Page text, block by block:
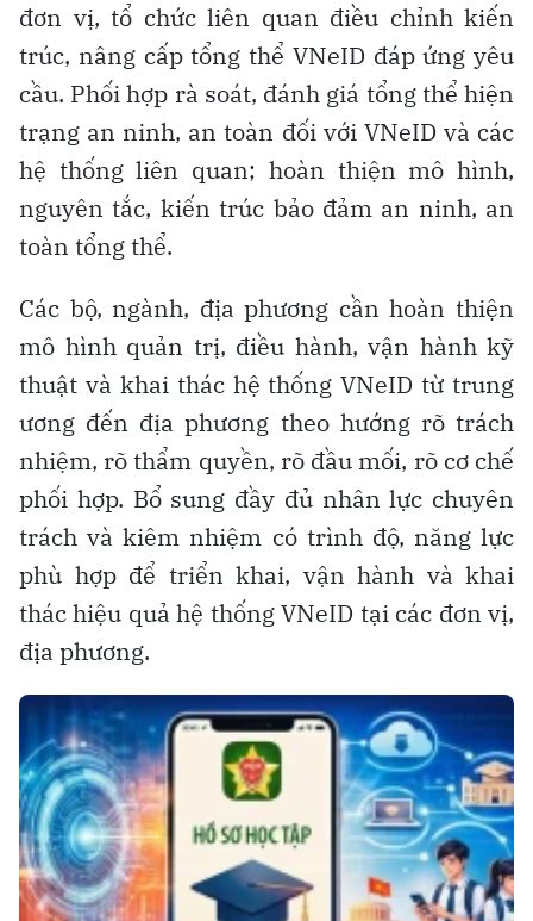
đơn vị, tổ chức liên quan điều chỉnh kiến
trúc, nâng cấp tổng thể VNeID đáp ứng yêu
cầu. Phối hợp rà soát, đánh giá tổng thể hiện
trạng an ninh, an toàn đối với VNeID và các
hệ thống liên quan; hoàn thiện mô hình,
nguyên tắc, kiến trúc bảo đảm an ninh, an
toàn tổng thể.
Các bộ, ngành, địa phương cần hoàn thiện
mô hình quản trị, điều hành, vận hành kỹ
thuật và khai thác hệ thống VNeID từ trung
ương đến địa phương theo hướng rõ trách
nhiệm, rõ thẩm quyền, rõ đầu mối, rõ cơ chế
phối hợp. Bổ sung đầy đủ nhân lực chuyên
trách và kiêm nhiệm có trình độ, năng lực
phù hợp để triển khai, vận hành và khai
thác hiệu quả hệ thống VNeID tại các đơn vị,
địa phương.